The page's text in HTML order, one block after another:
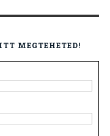
MEGTEHETED!